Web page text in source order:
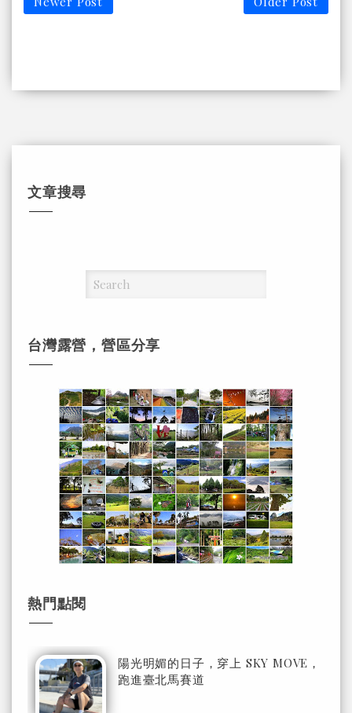
文章搜尋
台灣露營，營區分享
熱門點閱
陽光明媚的日子，穿上 SKY MOVE，
跑進臺北馬賽道